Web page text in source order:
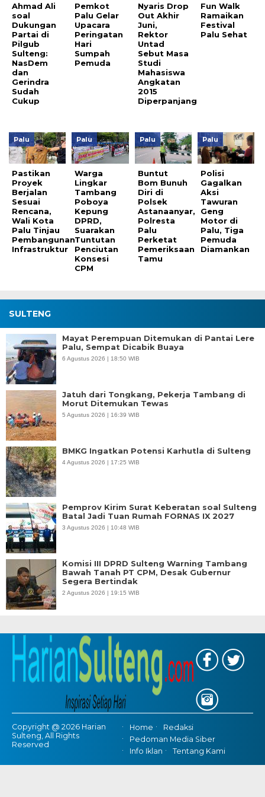
Ahmad Ali
soal
Dukungan
Partai di
Pilgub
Sulteng:
NasDem
dan
Gerindra
Sudah
Cukup
Pemkot
Palu Gelar
Upacara
Peringatan
Hari
Sumpah
Pemuda
Nyaris Drop
Out Akhir
Juni,
Rektor
Untad
Sebut Masa
Studi
Mahasiswa
Angkatan
2015
Diperpanjang
Fun Walk
Ramaikan
Festival
Palu Sehat
Palu
Pastikan
Proyek
Berjalan
Sesuai
Rencana,
Wali Kota
Palu Tinjau
Pembangunan
Infrastruktur
Palu
Warga
Lingkar
Tambang
Poboya
Kepung
DPRD,
Suarakan
Tuntutan
Penciutan
Konsesi
CPM
Palu
Buntut
Bom Bunuh
Diri di
Polsek
Astanaanyar,
Polresta
Palu
Perketat
Pemeriksaan
Tamu
Palu
Polisi
Gagalkan
Aksi
Tawuran
Geng
Motor di
Palu, Tiga
Pemuda
Diamankan
SULTENG
Mayat Perempuan Ditemukan di Pantai Lere
Palu, Sempat Dicabik Buaya
6 Agustus 2026 | 18:50 WIB
Jatuh dari Tongkang, Pekerja Tambang di
Morut Ditemukan Tewas
5 Agustus 2026 | 16:39 WIB
BMKG Ingatkan Potensi Karhutla di Sulteng
4 Agustus 2026 | 17:25 WIB
Pemprov Kirim Surat Keberatan soal Sulteng
Batal Jadi Tuan Rumah FORNAS IX 2027
3 Agustus 2026 | 10:48 WIB
Komisi III DPRD Sulteng Warning Tambang
Bawah Tanah PT CPM, Desak Gubernur
Segera Bertindak
2 Agustus 2026 | 19:15 WIB
Copyright @ 2026 Harian
Sulteng, All Rights
Reserved
Home
Redaksi
Pedoman Media Siber
Info Iklan
Tentang Kami